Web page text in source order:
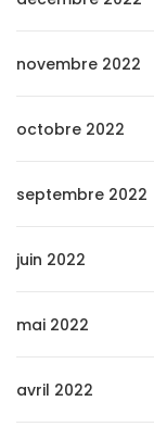
novembre 2022
octobre 2022
septembre 2022
juin 2022
mai 2022
avril 2022